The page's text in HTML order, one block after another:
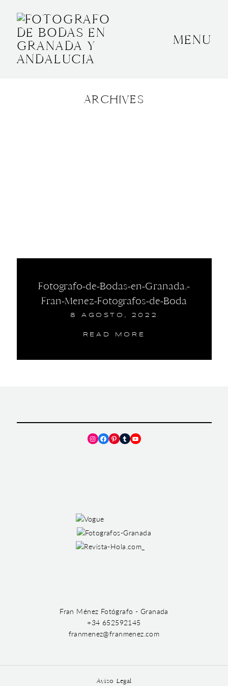
MENU
ARCHIVES
Fotografo-de-Bodas-en-Granada.-
Fran-Menez-Fotografos-de-Boda
8 AGOSTO, 2022
READ MORE
BODAS
Instagram
Facebook
Pinterest
TumblrYouTube
Fran Ménez Fotógrafo - Granada
+34 652592145
franmenez@franmenez.com
Aviso Legal